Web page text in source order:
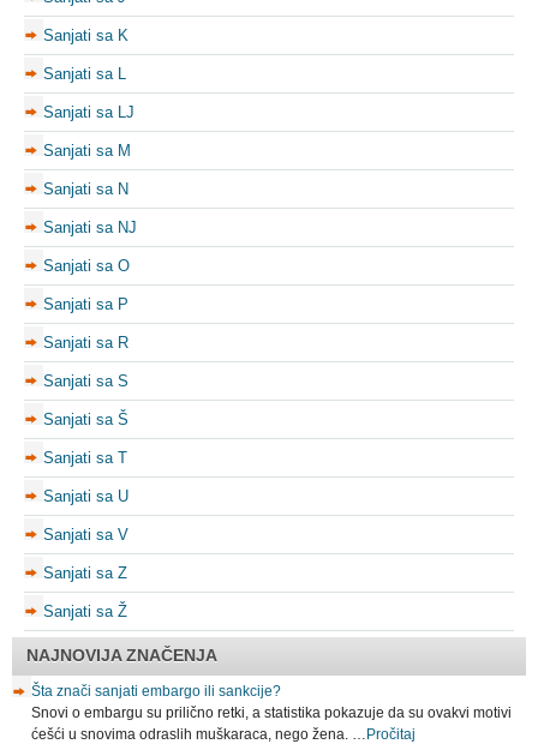
Sanjati sa K
Sanjati sa L
Sanjati sa LJ
Sanjati sa M
Sanjati sa N
Sanjati sa NJ
Sanjati sa O
Sanjati sa P
Sanjati sa R
Sanjati sa S
Sanjati sa Š
Sanjati sa T
Sanjati sa U
Sanjati sa V
Sanjati sa Z
Sanjati sa Ž
NAJNOVIJA ZNAČENJA
Šta znači sanjati embargo ili sankcije?
Snovi o embargu su prilično retki, a statistika pokazuje da su ovakvi motivi
ćešći u snovima odraslih muškaraca, nego žena. … Pročitaj